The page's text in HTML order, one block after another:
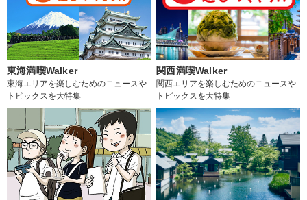
東海満喫Walker
東海エリアを楽しむためのニュースや
トピックスを大特集
関西満喫Walker
関西エリアを楽しむためのニュースや
トピックスを大特集